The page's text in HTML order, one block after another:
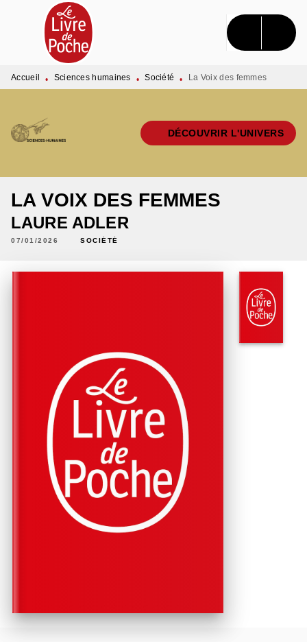
MENU RECHERCHE CONTENU
PIED DE PAGE
Accueil • Sciences humaines • Société • La Voix des femmes
DÉCOUVRIR L'UNIVERS
LA VOIX DES FEMMES
LAURE ADLER
07/01/2026 SOCIÉTÉ